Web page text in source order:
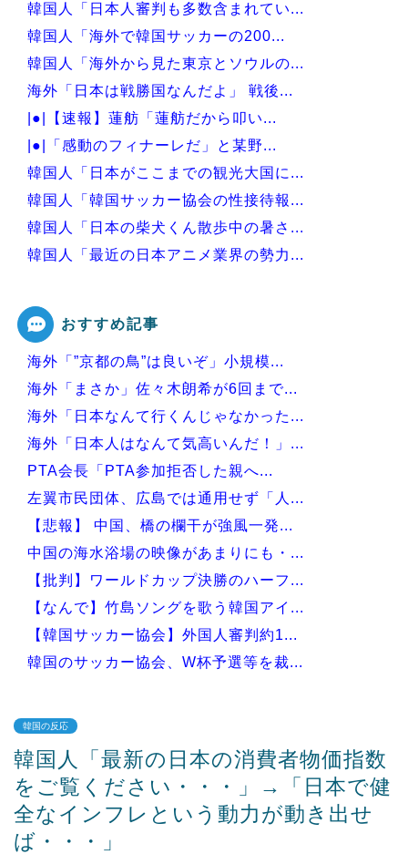
韓国人「日本人審判も多数含まれてい...
韓国人「海外で韓国サッカーの200...
韓国人「海外から見た東京とソウルの...
海外「日本は戦勝国なんだよ」 戦後...
|●|【速報】蓮舫「蓮舫だから叩い...
|●|「感動のフィナーレだ」と某野...
韓国人「日本がここまでの観光大国に...
韓国人「韓国サッカー協会の性接待報...
韓国人「日本の柴犬くん散歩中の暑さ...
韓国人「最近の日本アニメ業界の勢力...
Powered by livedoor 相互RSS
おすすめ記事
海外「”京都の鳥”は良いぞ」小規模...
海外「まさか」佐々木朗希が6回まで...
海外「日本なんて行くんじゃなかった...
海外「日本人はなんて気高いんだ！」...
PTA会長「PTA参加拒否した親へ...
左翼市民団体、広島では通用せず「人...
【悲報】 中国、橋の欄干が強風一発...
中国の海水浴場の映像があまりにも・...
【批判】ワールドカップ決勝のハーフ...
【なんで】竹島ソングを歌う韓国アイ...
【韓国サッカー協会】外国人審判約1...
韓国のサッカー協会、W杯予選等を裁...
Powered by livedoor 相互RSS
韓国の反応
韓国人「最新の日本の消費者物価指数
をご覧ください・・・」→「日本で健
全なインフレという動力が動き出せ
ば・・・」